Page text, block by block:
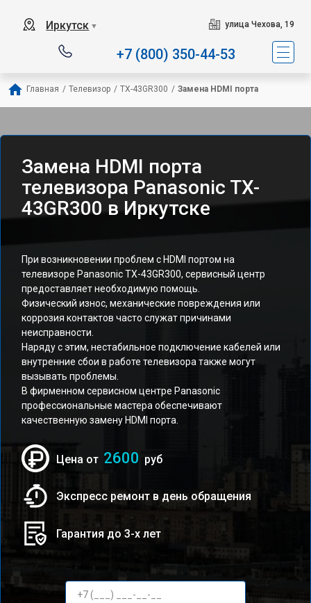
Иркутск ▼ улица Чехова, 19
+7 (800) 350-44-53
Главная / Телевизор / TX-43GR300 / Замена HDMI порта
Замена HDMI порта
телевизора Panasonic TX-
43GR300 в Иркутске
При возникновении проблем с HDMI портом на
телевизоре Panasonic TX-43GR300, сервисный центр
предоставляет необходимую помощь.
Физический износ, механические повреждения или
коррозия контактов часто служат причинами
неисправности.
Наряду с этим, нестабильное подключение кабелей или
внутренние сбои в работе телевизора также могут
вызывать проблемы.
В фирменном сервисном центре Panasonic
профессиональные мастера обеспечивают
качественную замену HDMI порта.
Цена от 2600 руб
Экспресс ремонт в день обращения
Гарантия до 3-х лет